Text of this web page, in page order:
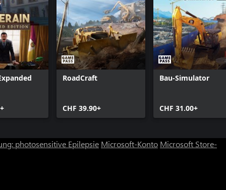
RoadCraft
CHF 39.90+
Bau-Simulator
CHF 31.00+
photosensitive Epilepsie Microsoft-Konto Microsoft Store-